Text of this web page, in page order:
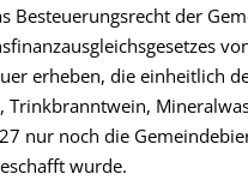
Besteuerungsrecht der
erheben, die einheitlich
nur noch die
wurde.